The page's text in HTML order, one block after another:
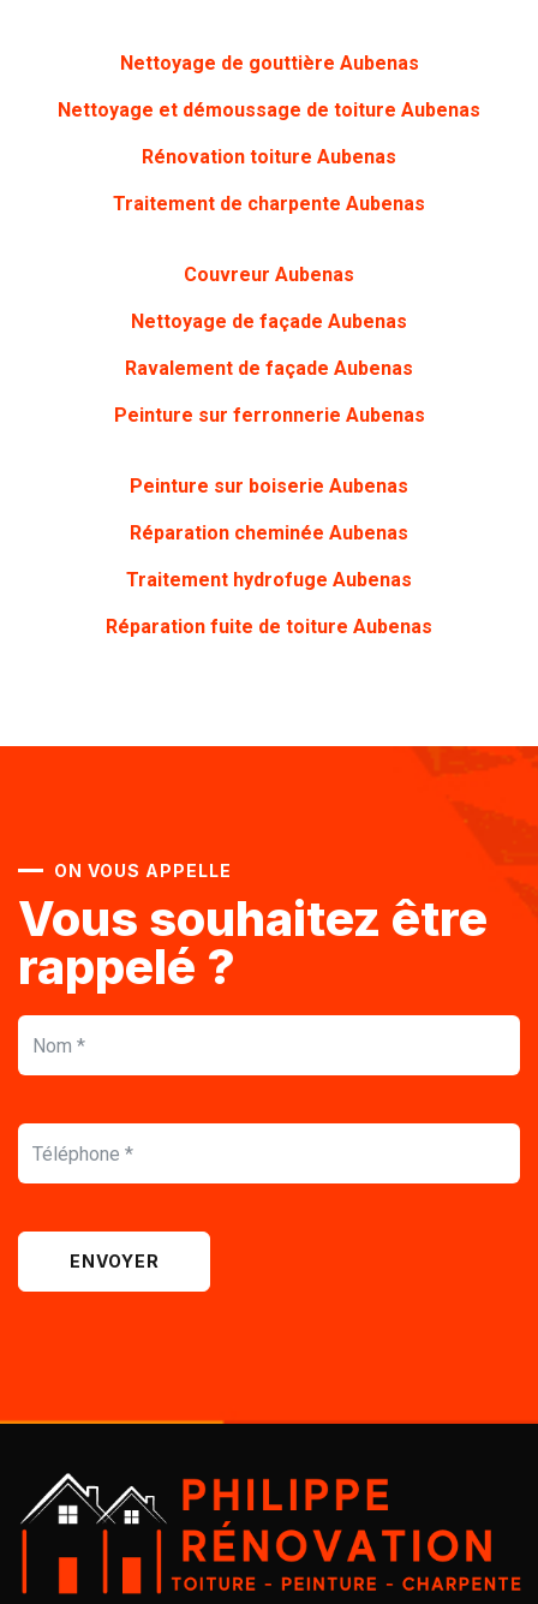
Nettoyage de gouttière Aubenas
Nettoyage et démoussage de toiture Aubenas
Rénovation toiture Aubenas
Traitement de charpente Aubenas
Couvreur Aubenas
Nettoyage de façade Aubenas
Ravalement de façade Aubenas
Peinture sur ferronnerie Aubenas
Peinture sur boiserie Aubenas
Réparation cheminée Aubenas
Traitement hydrofuge Aubenas
Réparation fuite de toiture Aubenas
ON VOUS APPELLE
Vous souhaitez être
rappelé ?
ENVOYER